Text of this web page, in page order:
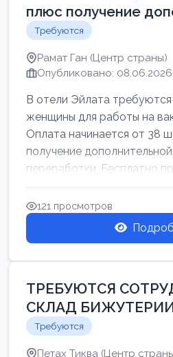
плюс получение
Требуются
Рамат Ган (Центр страны)
Опубликовано: 08.06.2026
В отели Эйлата
женщины для работы на
Оплата начинается от 38
получение
переработки. Бесплатно
проживан...
121 просмотров
ТРЕБУЮТСЯ
СКЛАД
Требуются
Петах Тиква (Центр